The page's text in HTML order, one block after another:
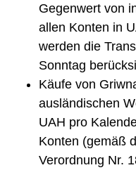
Gegenwert von
allen Konten in
werden die
Sonntag
Käufe von
ausländischen
UAH pro
Konten (gemäß
Verordnung Nr.